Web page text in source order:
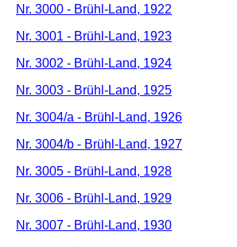
Nr. 3000 - Brühl-Land, 1922
Nr. 3001 - Brühl-Land, 1923
Nr. 3002 - Brühl-Land, 1924
Nr. 3003 - Brühl-Land, 1925
Nr. 3004/a - Brühl-Land, 1926
Nr. 3004/b - Brühl-Land, 1927
Nr. 3005 - Brühl-Land, 1928
Nr. 3006 - Brühl-Land, 1929
Nr. 3007 - Brühl-Land, 1930